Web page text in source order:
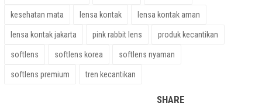
kesehatan mata lensa kontak lensa kontak aman
lensa kontak jakarta pink rabbit lens produk kecantikan
softlens softlens korea softlens nyaman
softlens premium tren kecantikan
SHARE